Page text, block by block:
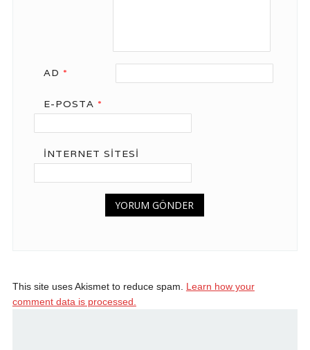
AD *
E-POSTA *
İNTERNET SITESI
This site uses Akismet to reduce spam. Learn how your
comment data is processed.